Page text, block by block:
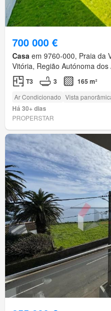
700 000 €
Casa em 9760-000, Praia da
Vitória, Região Autónoma dos
T3 3 165 m²
Ar Condicionado Vista
Há 30+ dias
PROPERSTAR